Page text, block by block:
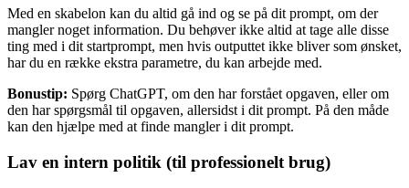
Med en skabelon kan du altid gå ind og se på dit prompt, om der
mangler noget information. Du behøver ikke altid at tage alle disse
ting med i dit startprompt, men hvis outputtet ikke bliver som ønsket,
har du en række ekstra parametre, du kan arbejde med.
Bonustip: Spørg ChatGPT, om den har forstået opgaven, eller om
den har spørgsmål til opgaven, allersidst i dit prompt. På den måde
kan den hjælpe med at finde mangler i dit prompt.
Lav en intern politik (til professionelt brug)